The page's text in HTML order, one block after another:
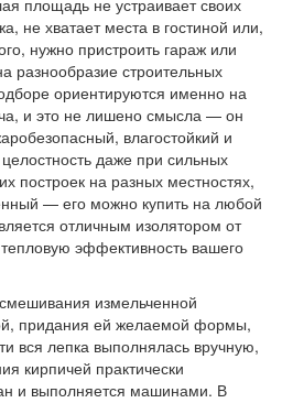
площадь не устраивает своих
не хватает места в гостиной или,
нужно пристроить гараж или
разнообразие строительных
ориентируются именно на
и это не лишено смысла — он
влагостойкий и
даже при сильных
построек на разных местностях,
— его можно купить на любой
отличным изолятором от
эффективность вашего
измельченной
придания ей желаемой формы,
вся лепка выполнялась вручную,
кирпичей практически
и выполняется машинами. В